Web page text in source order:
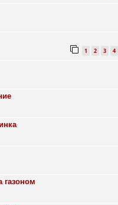
1 2 3 4
газоном